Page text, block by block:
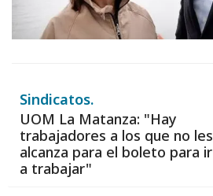
Sindicatos.
UOM La Matanza: "Hay
trabajadores a los que no les
alcanza para el boleto para ir
a trabajar"